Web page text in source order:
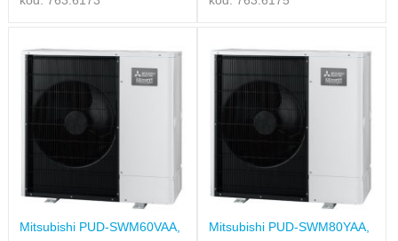
Mitsubishi PUD-SWM60VAA,
Mitsubishi PUD-SWM80YAA,